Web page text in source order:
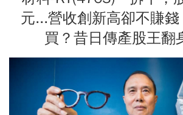
元...營收創新高卻不賺
買？昔日傳產股王翻